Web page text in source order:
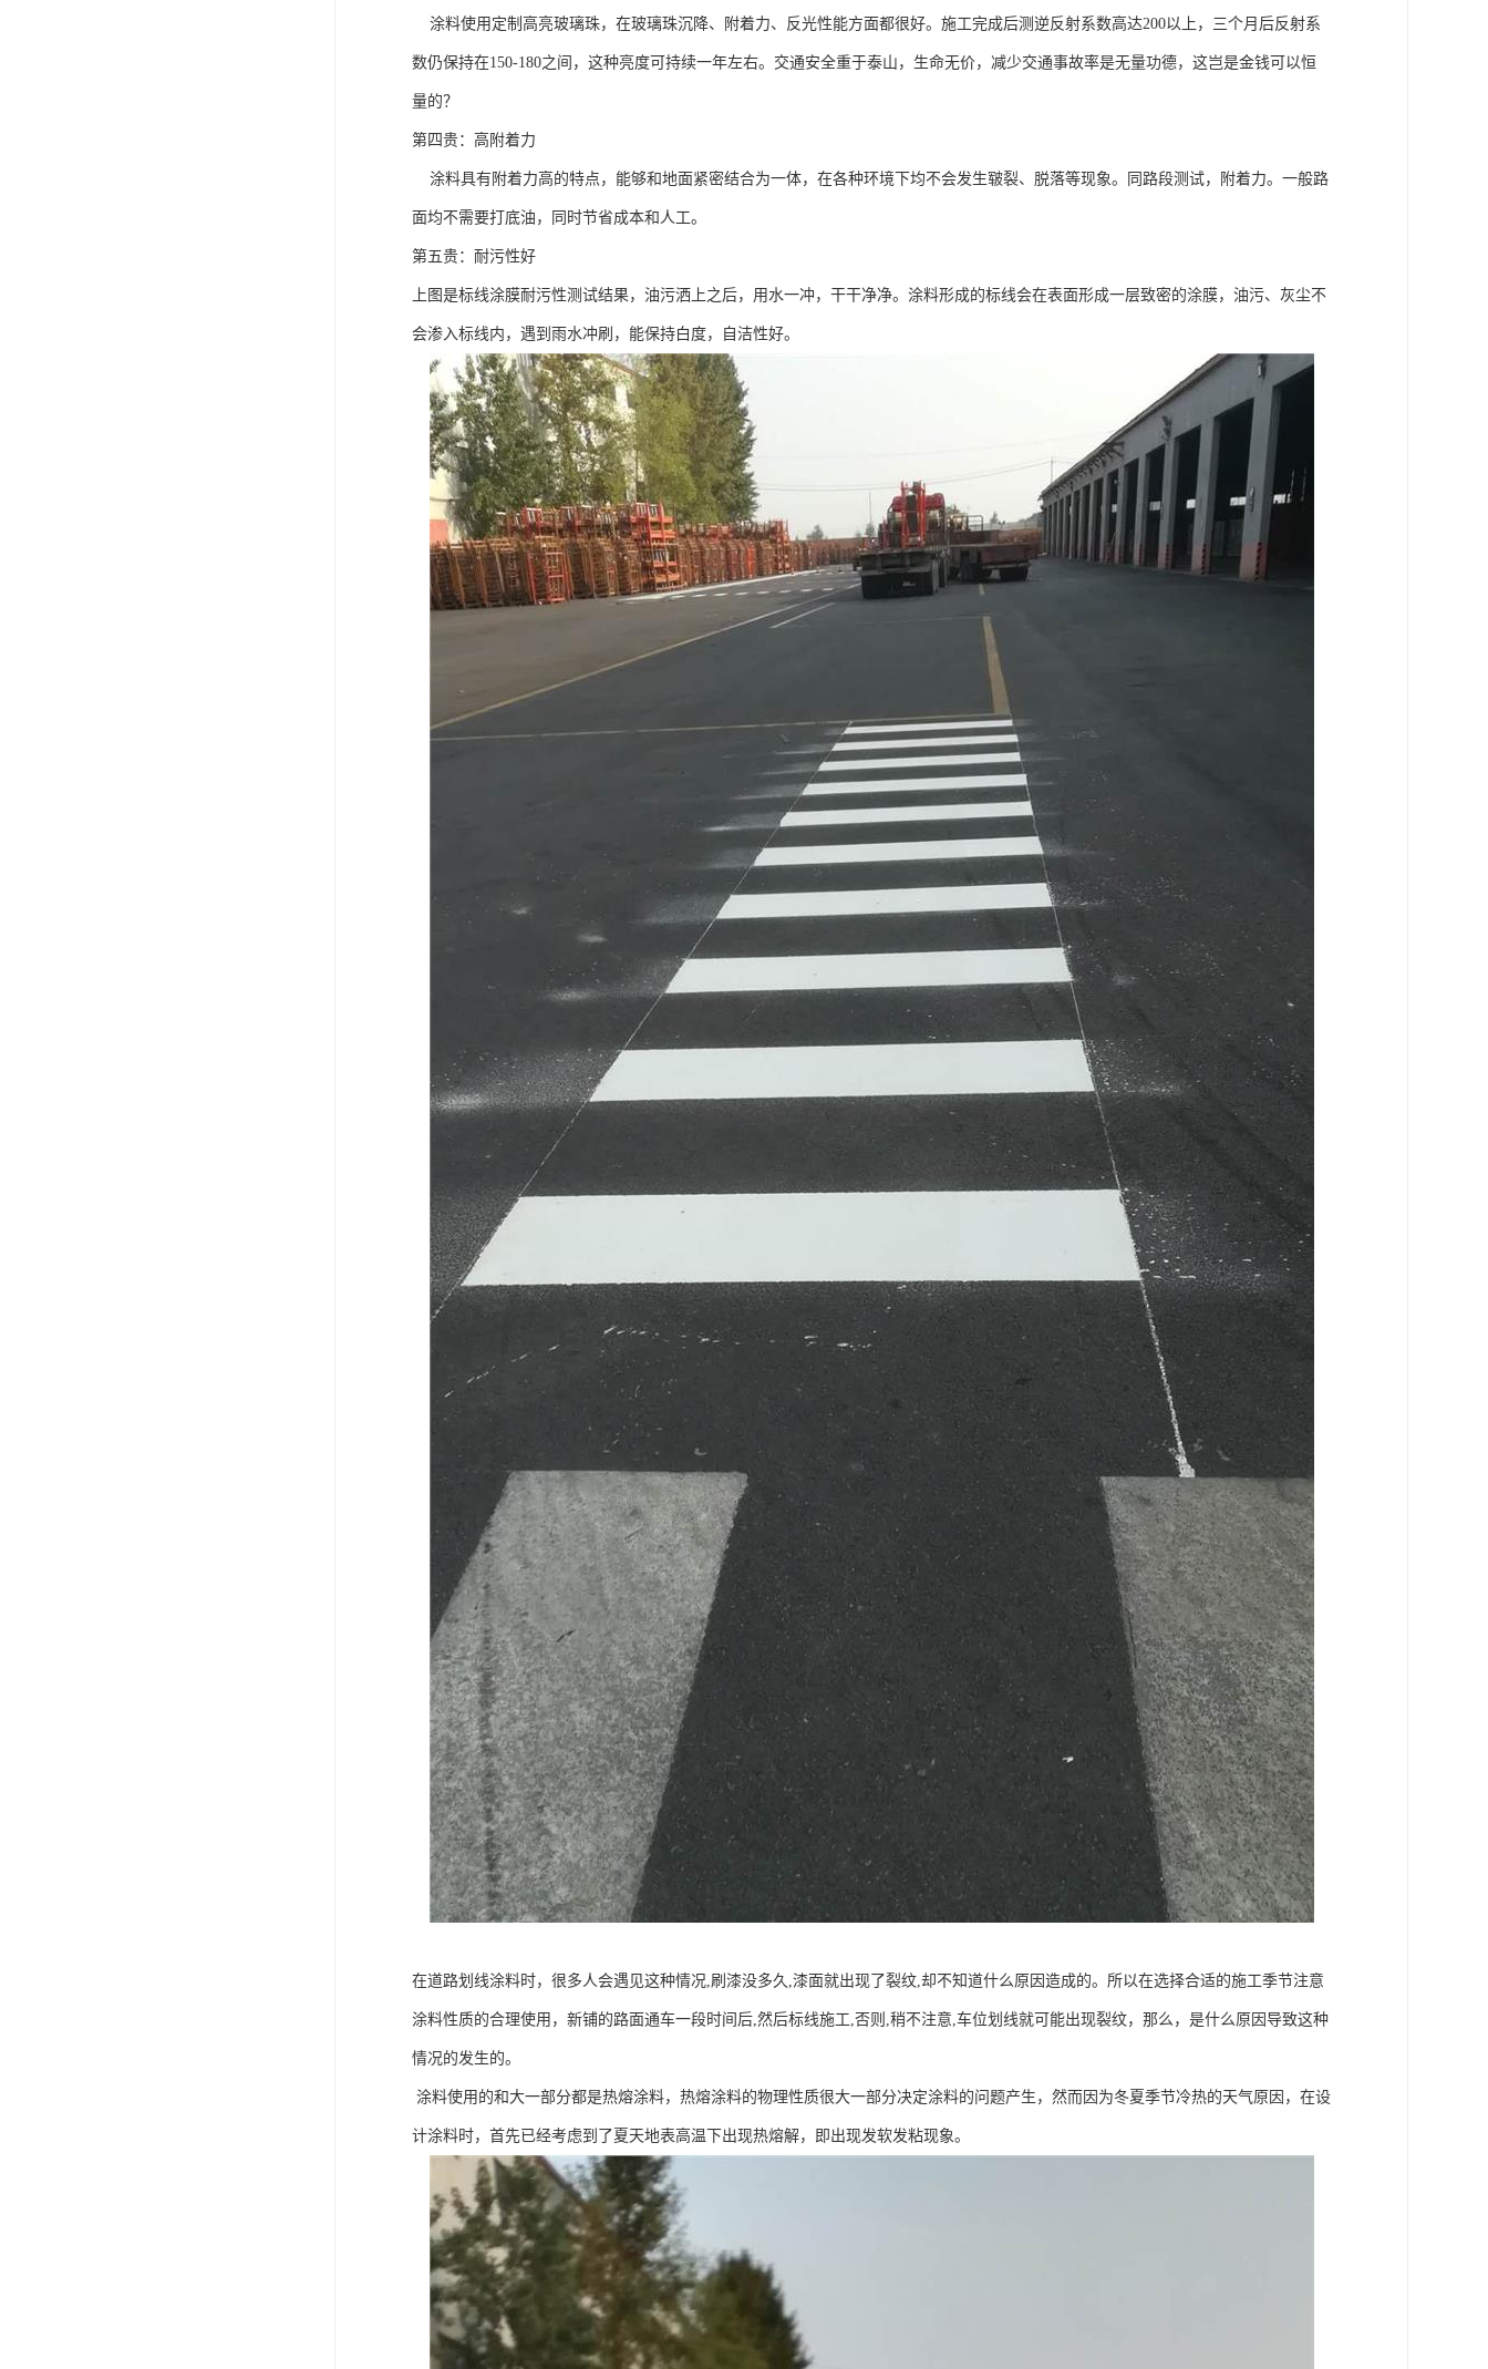
涂料使用定制高亮玻璃珠，在玻璃珠沉降、附着力、反光性能方面都很好。施工完成后测逆反射系数高达200以上，三个月后反射系
数仍保持在150-180之间，这种亮度可持续一年左右。交通安全重于泰山，生命无价，减少交通事故率是无量功德，这岂是金钱可以恒
量的？
第四贵：高附着力
涂料具有附着力高的特点，能够和地面紧密结合为一体，在各种环境下均不会发生皲裂、脱落等现象。同路段测试，附着力。一般路
面均不需要打底油，同时节省成本和人工。
第五贵：耐污性好
上图是标线涂膜耐污性测试结果，油污洒上之后，用水一冲，干干净净。涂料形成的标线会在表面形成一层致密的涂膜，油污、灰尘不
会渗入标线内，遇到雨水冲刷，能保持白度，自洁性好。
在道路划线涂料时，很多人会遇见这种情况,刷漆没多久,漆面就出现了裂纹,却不知道什么原因造成的。所以在选择合适的施工季节注意
涂料性质的合理使用，新铺的路面通车一段时间后,然后标线施工,否则,稍不注意,车位划线就可能出现裂纹，那么，是什么原因导致这种
情况的发生的。
涂料使用的和大一部分都是热熔涂料，热熔涂料的物理性质很大一部分决定涂料的问题产生，然而因为冬夏季节冷热的天气原因，在设
计涂料时，首先已经考虑到了夏天地表高温下出现热熔解，即出现发软发粘现象。